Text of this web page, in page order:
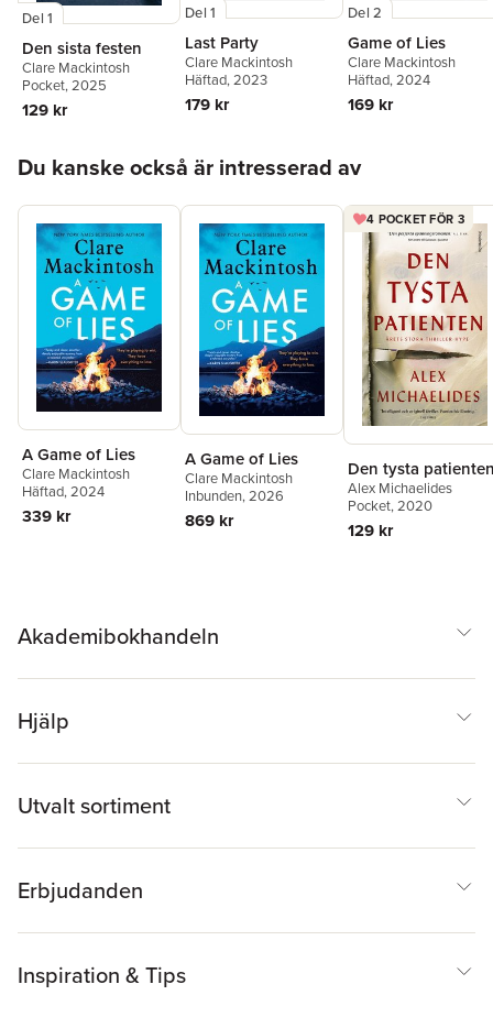
Del 1
Den sista festen
Clare Mackintosh
Pocket, 2025
129 kr
Del 1
Last Party
Clare Mackintosh
Häftad, 2023
179 kr
Del 2
Game of Lies
Clare Mackintosh
Häftad, 2024
169 kr
Du kanske också är intresserad av
A Game of Lies
Clare Mackintosh
Häftad, 2024
339 kr
A Game of Lies
Clare Mackintosh
Inbunden, 2026
869 kr
4 POCKET FÖR 3
Den tysta
Alex Michaelides
Pocket, 2020
129 kr
Akademibokhandeln
Hjälp
Utvalt sortiment
Erbjudanden
Inspiration & Tips